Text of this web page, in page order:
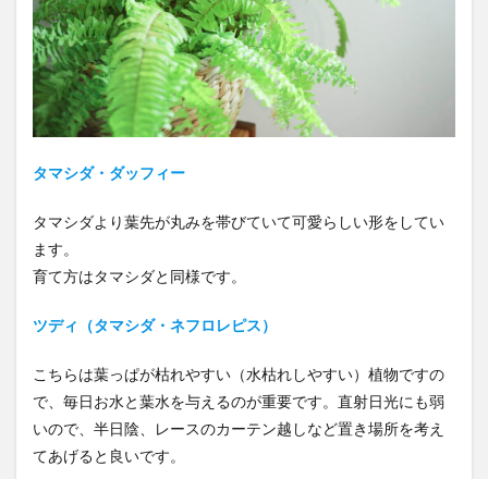
タマシダ・ダッフィー
タマシダより葉先が丸みを帯びていて可愛らしい形をしてい
ます。
育て方はタマシダと同様です。
ツディ（タマシダ・ネフロレピス）
こちらは葉っぱが枯れやすい（水枯れしやすい）植物ですの
で、毎日お水と葉水を与えるのが重要です。直射日光にも弱
いので、半日陰、レースのカーテン越しなど置き場所を考え
てあげると良いです。